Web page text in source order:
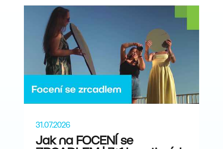
31.07.2026
Jak na FOCENÍ se